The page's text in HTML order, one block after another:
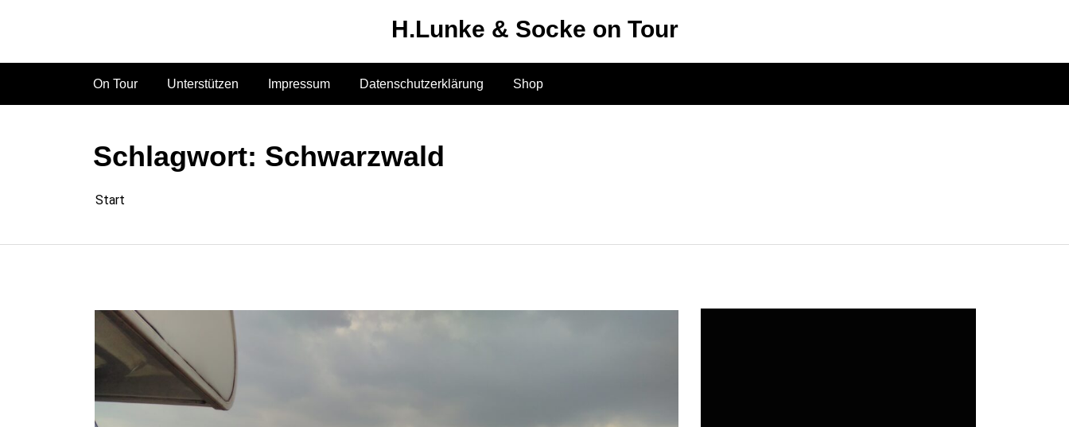
H.Lunke & Socke on Tour
On Tour Unterstützen Impressum Datenschutzerklärung Shop
Schlagwort: Schwarzwald
Start